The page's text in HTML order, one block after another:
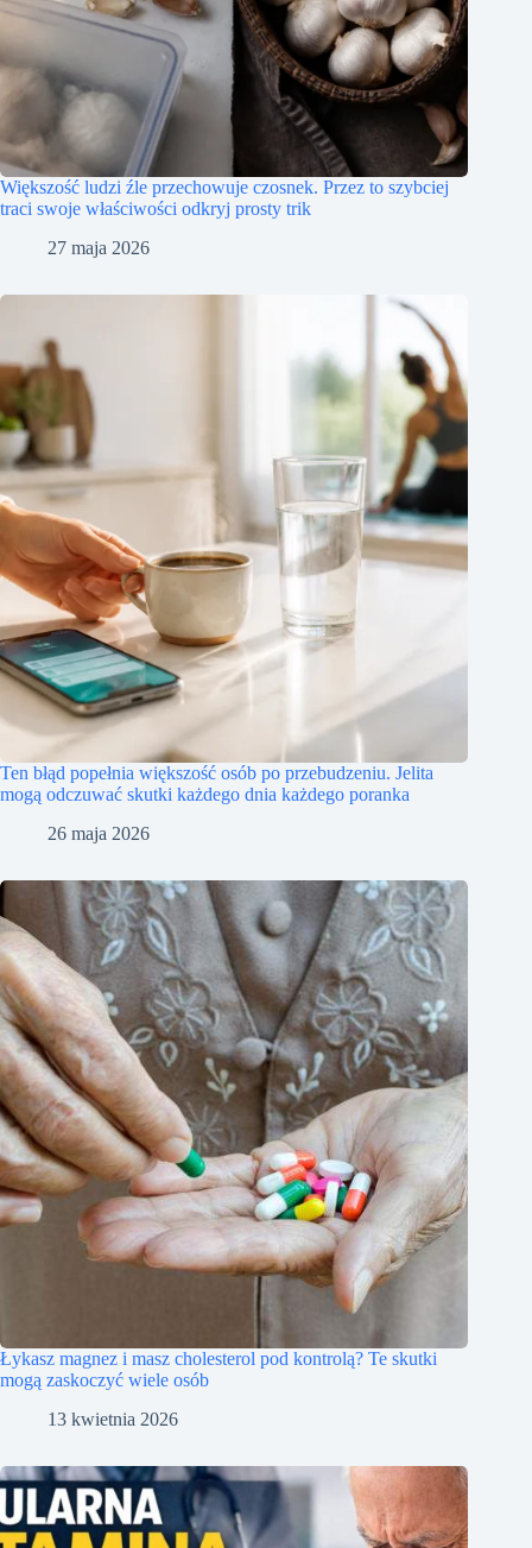
Większość ludzi źle przechowuje czosnek. Przez to szybciej
traci swoje właściwości odkryj prosty trik
27 maja 2026
Ten błąd popełnia większość osób po przebudzeniu. Jelita
mogą odczuwać skutki każdego dnia każdego poranka
26 maja 2026
Łykasz magnez i masz cholesterol pod kontrolą? Te skutki
mogą zaskoczyć wiele osób
13 kwietnia 2026